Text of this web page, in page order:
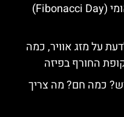
23.11 – יום פיבונאצ’י הבינלאומי (Fibonacci Day)
על מזג אוויר, כמה
החורף בפיזה
כמה חם? מה צריך